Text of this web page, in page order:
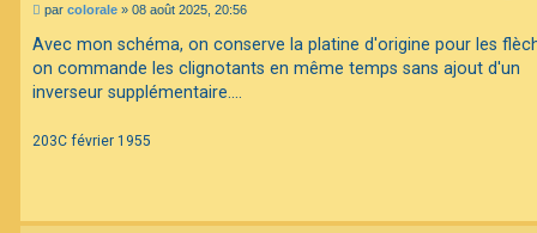
M
s
a
g
e
par colorale » 08 août 2025, 20:56
Avec mon schéma, on conserve la platine d'origine pour les
on commande les clignotants en même temps sans ajout d'un
inverseur supplémentaire....
203C février 1955